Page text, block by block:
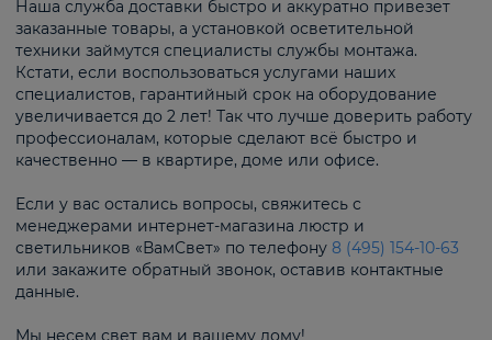
Наша служба доставки быстро и аккуратно привезет
заказанные товары, а установкой осветительной
техники займутся специалисты службы монтажа.
Кстати, если воспользоваться услугами наших
специалистов, гарантийный срок на оборудование
увеличивается до 2 лет! Так что лучше доверить работу
профессионалам, которые сделают всё быстро и
качественно — в квартире, доме или офисе.
Если у вас остались вопросы, свяжитесь с
менеджерами интернет-магазина люстр и
светильников «ВамСвет» по телефону 8 (495) 154-10-63
или закажите обратный звонок, оставив контактные
данные.
Мы несем свет вам и вашему дому!